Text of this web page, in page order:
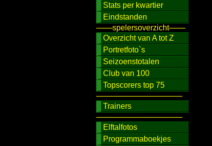
Stats per kwartier
Eindstanden
───spelersoverzicht───
Overzicht van A tot Z
Portretfoto`s
Seizoenstotalen
Club van 100
Topscorers top 75
────────────────
Trainers
────────────────
Elftalfotos
Programmaboekjes